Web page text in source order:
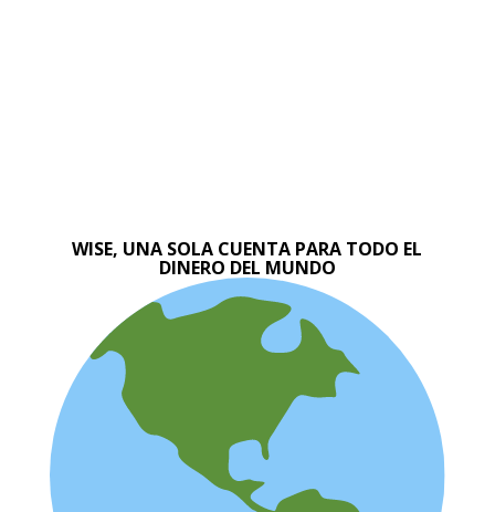
WISE, UNA SOLA CUENTA PARA TODO EL
DINERO DEL MUNDO